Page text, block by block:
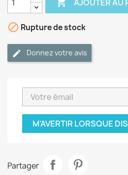
AJOUTER AU
 Rupture de stock
Donnez votre avis
M'AVERTIR LORSQUE
Partager